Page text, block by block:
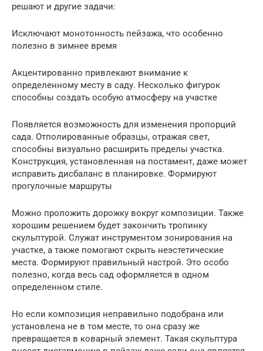
решают и другие задачи:
Исключают монотонность пейзажа, что особенно
полезно в зимнее время
Акцентированно привлекают внимание к
определенному месту в саду. Несколько фигурок
способны создать особую атмосферу на участке
Появляется возможность для изменения пропорций
сада. Отполированные образцы, отражая свет,
способны визуально расширить пределы участка.
Конструкция, установленная на постамент, даже может
исправить дисбаланс в планировке. Формируют
прогулочные маршруты
Можно проложить дорожку вокруг композиции. Также
хорошим решением будет закончить тропинку
скульптурой. Служат инструментом зонирования на
участке, а также помогают скрыть неэстетические
места. Формируют правильный настрой. Это особо
полезно, когда весь сад оформляется в одном
определенном стиле.
Но если композиция неправильно подобрана или
установлена не в том месте, то она сразу же
превращается в коварный элемент. Такая скульптура